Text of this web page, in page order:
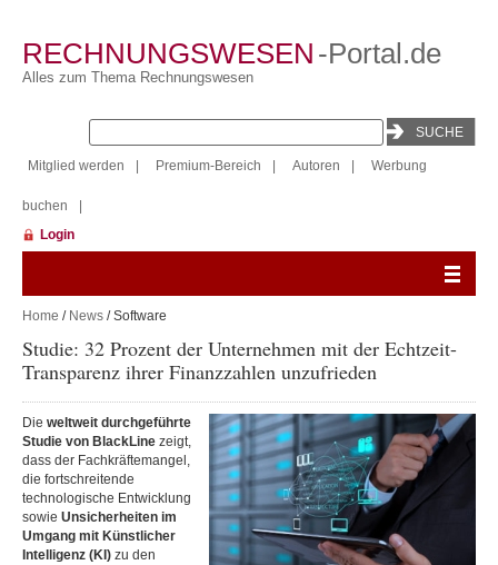
RECHNUNGSWESEN -Portal.de
Alles zum Thema Rechnungswesen
Mitglied werden Premium-Bereich Autoren Werbung
buchen
Login
Home / News / Software
Studie: 32 Prozent der Unternehmen mit der Echtzeit-
Transparenz ihrer Finanzzahlen unzufrieden
Die weltweit durchgeführte
Studie von BlackLine zeigt,
dass der Fachkräftemangel,
die fortschreitende
technologische Entwicklung
sowie Unsicherheiten im
Umgang mit Künstlicher
Intelligenz (KI) zu den